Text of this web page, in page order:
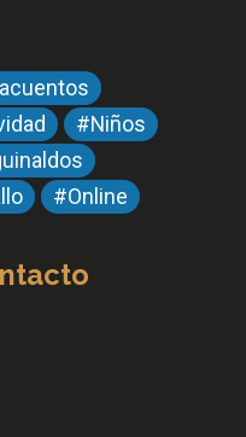
#Niños
#Online